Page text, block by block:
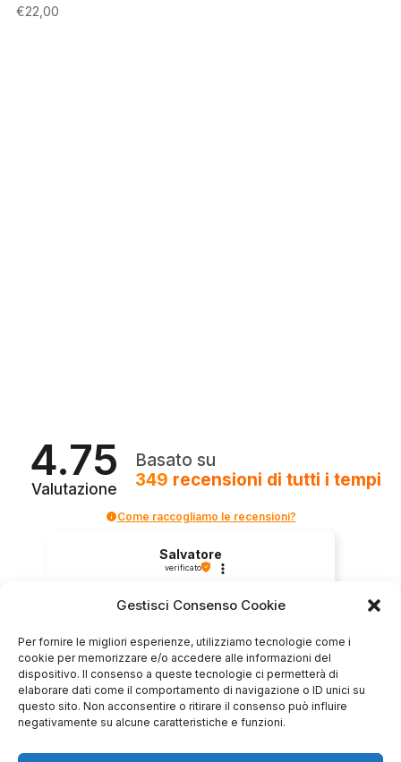
Gestisci Consenso Cookie
Per fornire le migliori esperienze, utilizziamo tecnologie come i
cookie per memorizzare e/o accedere alle informazioni del
dispositivo. Il consenso a queste tecnologie ci permetterà di
elaborare dati come il comportamento di navigazione o ID unici su
questo sito. Non acconsentire o ritirare il consenso può influire
negativamente su alcune caratteristiche e funzioni.
€22,00
4.75
Valutazione
Basato su
349 recensioni di tutti i tempi
Come raccogliamo le recensioni?
Salvatore
verificato
0 0
questa settimana